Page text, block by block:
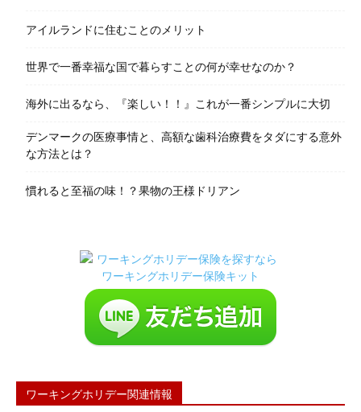
アイルランドに住むことのメリット
世界で一番幸福な国で暮らすことの何が幸せなのか？
海外に出るなら、『楽しい！！』これが一番シンプルに大切
デンマークの医療事情と、高額な歯科治療費をタダにする意外
な方法とは？
慣れると至福の味！？果物の王様ドリアン
ワーキングホリデー関連情報